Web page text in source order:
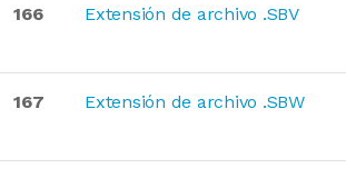
166 Extensión de archivo .SBV
167 Extensión de archivo .SBW